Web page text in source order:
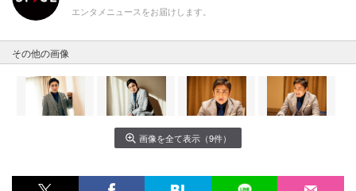
エンタメニュースをお届けします。
その他の画像
画像を全て表示（9件）